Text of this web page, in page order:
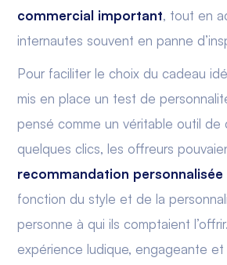
commercial important, tout en
internautes souvent en panne
Pour faciliter le choix du cadeau
mis en place un test de
pensé comme un véritable outil de
quelques clics, les offreurs
recommandation personnalisée
fonction du style et de la
personne à qui ils comptaient
expérience ludique, engageante